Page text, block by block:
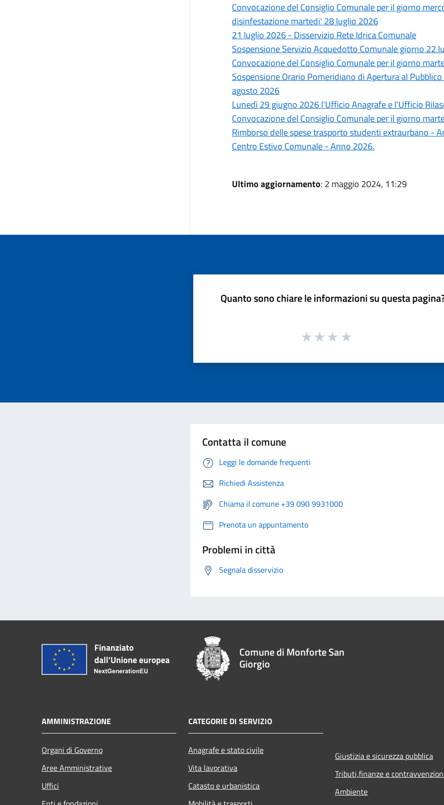
Convocazione del Consiglio Comunale per il giorno
disinfestazione martedi' 28 luglio 2026
21 luglio 2026 - Disservizio Rete Idrica Comunale
Sospensione Servizio Acquedotto Comunale giorno 22
Convocazione del Consiglio Comunale per il giorno
Sospensione Orario Pomeridiano di Apertura al
agosto 2026
Lunedì 29 giugno 2026 l'Ufficio Anagrafe e l'Ufficio
Convocazione del Consiglio Comunale per il giorno
Rimborso delle spese trasporto studenti extraurbano -
Centro Estivo Comunale - Anno 2026.
Ultimo aggiornamento: 2 maggio 2024, 11:29
Quanto sono chiare le informazioni su questa
Contatta il comune
Leggi le domande frequenti
Richiedi Assistenza
Chiama il comune +39 090 9931000
Prenota un appuntamento
Problemi in città
Segnala disservizio
Comune di Monforte San
Giorgio
AMMINISTRAZIONE
Organi di Governo
Aree Amministrative
Uffici
CATEGORIE DI SERVIZIO
Anagrafe e stato civile
Vita lavorativa
Catasto e urbanistica
Giustizia e sicurezza pubblica
Tributi,finanze e
Ambiente